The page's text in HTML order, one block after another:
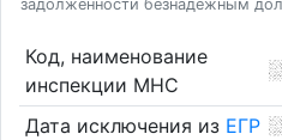
задолженности безнадежным
Код, наименование
инспекции МНС
Дата исключения из ЕГР